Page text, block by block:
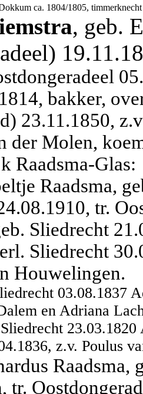
ca. 1804/1805,
, geb.
bakker,
23.11.1850,
der Molen,
Raadsma-Glas:
Raadsma,
tr.
Sliedrecht
Sliedrecht
Houwelingen.
03.08.1837
en Adriana
z.v. Poulus
Raadsma,
tr.